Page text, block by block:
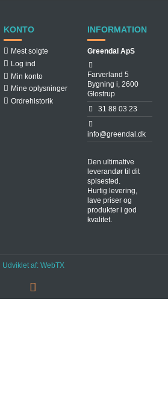
KONTO
Mest solgte
Log ind
Min konto
Mine oplysninger
Ordrehistorik
INFORMATION
Greendal ApS
Farverland 5
Bygning i, 2600
Glostrup
31 88 03 23
info@greendal.dk
Den ultimative
leverandør til dit
spisested.
Hurtig levering,
lave priser og
produkter i god
kvalitet.
Udviklet af: WebTX